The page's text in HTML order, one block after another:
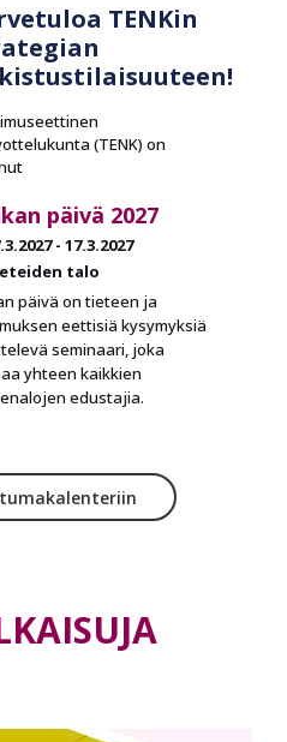
TENKin
(TENK) on
päivä 2027
- 17.3.2027
talo
päivä on tieteen ja
eettisiä kysymyksiä
seminaari, joka
yhteen kaikkien
edustajia.